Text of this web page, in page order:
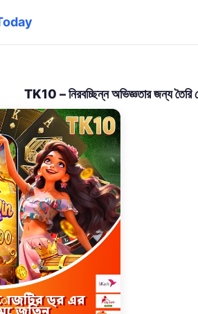
TK10 – নিরবচ্ছিন্ন অভিজ্ঞতার জন্য তৈরি